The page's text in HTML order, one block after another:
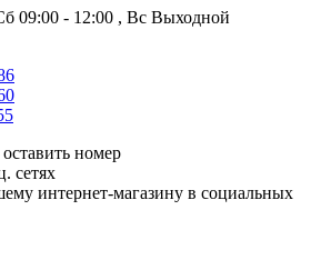
09:00 - 12:00 , Вс Выходной
оставить номер
сетях
интернет-магазину в социальных